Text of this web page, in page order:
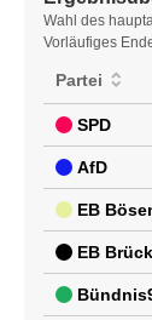
Wahl des
Vorläufiges
Partei
SPD
AfD
EB
EB